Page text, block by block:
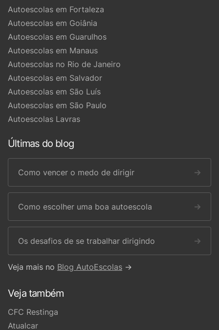
Autoescolas em Fortaleza
Autoescolas em Goiânia
Autoescolas em Guarulhos
Autoescolas em Manaus
Autoescolas no Rio de Janeiro
Autoescolas em Salvador
Autoescolas em São Luís
Autoescolas em São Paulo
Autoescolas Lavras
Últimas do blog
Como vencer o medo de dirigir →
Como escolher uma boa autoescola →
Os desafios de se trabalhar dirigindo →
Veja mais no Blog AutoEscolas →
Veja também
CFC Restinga
Atualcar